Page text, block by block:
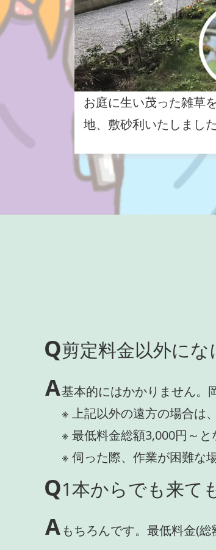
お庭に生い茂った雑草
地、敷砂利いたしました
Q剪定料金以外に
A基本的にはかかりません。
※ 上記以外の遠方の場合は
※ 最低料金総額3,000円～と
※ 伺った際、作業が困難な
Q1本からでも来て
Aもちろんです。最低料金(